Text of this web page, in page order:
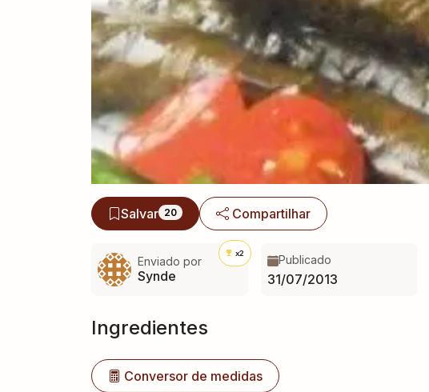
Salvar 20 Compartilhar
Enviado por
Synde
x2 Publicado
31/07/2013
Ingredientes
Conversor de medidas